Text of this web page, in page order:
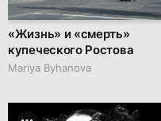
«Жизнь» и «смерть»
купеческого Ростова
Mariya Byhanova